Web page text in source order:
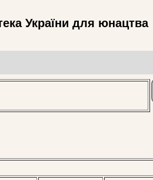
України для юнацтва